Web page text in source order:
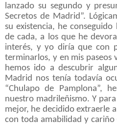
lanzado su segundo y
Secretos de Madrid”.
su existencia, he
de cada, a los que he
interés, y yo diría que con
terminarlos, y en mis paseos
hemos ido a descubrir
Madrid nos tenía todavía
“Chulapo de Pamplona”,
nuestro madrileñismo. Y
mejor, he decidido extraerle
con toda amabilidad y